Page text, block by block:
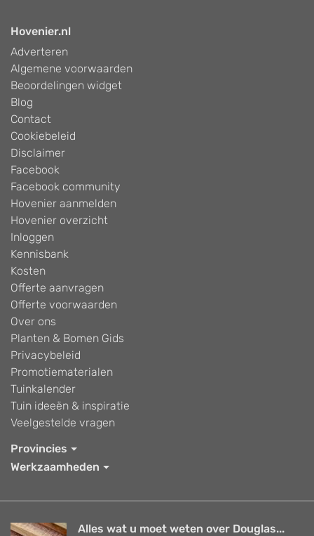
Hovenier.nl
Adverteren
Algemene voorwaarden
Beoordelingen widget
Blog
Contact
Cookiebeleid
Disclaimer
Facebook
Facebook community
Hovenier aanmelden
Hovenier overzicht
Inloggen
Kennisbank
Kosten
Offerte aanvragen
Offerte voorwaarden
Over ons
Planten & Bomen Gids
Privacybeleid
Promotiematerialen
Tuinkalender
Tuin ideeën & inspiratie
Veelgestelde vragen
Provincies
Werkzaamheden
Alles wat u moet weten over Douglas...